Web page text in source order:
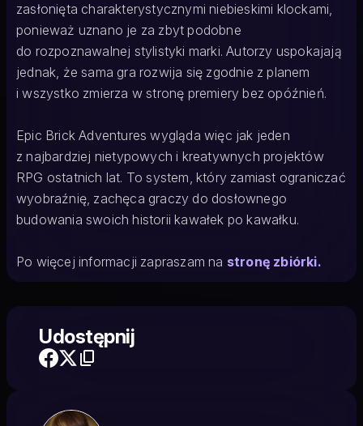
zasłonięta charakterystycznymi niebieskimi klockami,
ponieważ uznano je za zbyt podobne
do rozpoznawalnej stylistyki marki. Autorzy uspokajają
jednak, że sama gra rozwija się zgodnie z planem
i wszystko zmierza w stronę premiery bez opóźnień.
Epic Brick Adventures wygląda więc jak jeden
z najbardziej nietypowych i kreatywnych projektów
RPG ostatnich lat. To system, który zamiast ograniczać
wyobraźnię, zachęca graczy do dosłownego
budowania swoich historii kawałek po kawałku.
Po więcej informacji zapraszam na stronę zbiórki.
Udostępnij